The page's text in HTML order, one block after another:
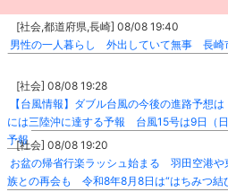
[社会,都道府県,長崎] 08/08 19:40
男性の一人暮らし 外出していて無事 長崎
[社会] 08/08 19:28
【台風情報】ダブル台風の今後の進路予想
には三陸沖に達する予報 台風15号は9日（
予報[社会] 08/08 19:20
お盆の帰省行楽ラッシュ始まる 羽田空港
族との再会も 令和8年8月8日は“はちみつ結